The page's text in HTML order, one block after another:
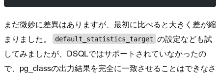
まだ微妙に差異はありますが、最初に比べると大きく差が縮
まりました。
default_statistics_target の設定なども試
してみましたが、DSQLではサポートされていなかったの
で、pg_classの出力結果を完全に一致させることはできなさ